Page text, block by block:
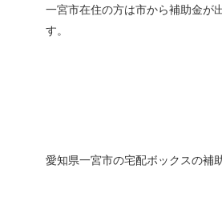
一宮市在住の方は市から補助金が
す。
愛知県一宮市の宅配ボックスの補